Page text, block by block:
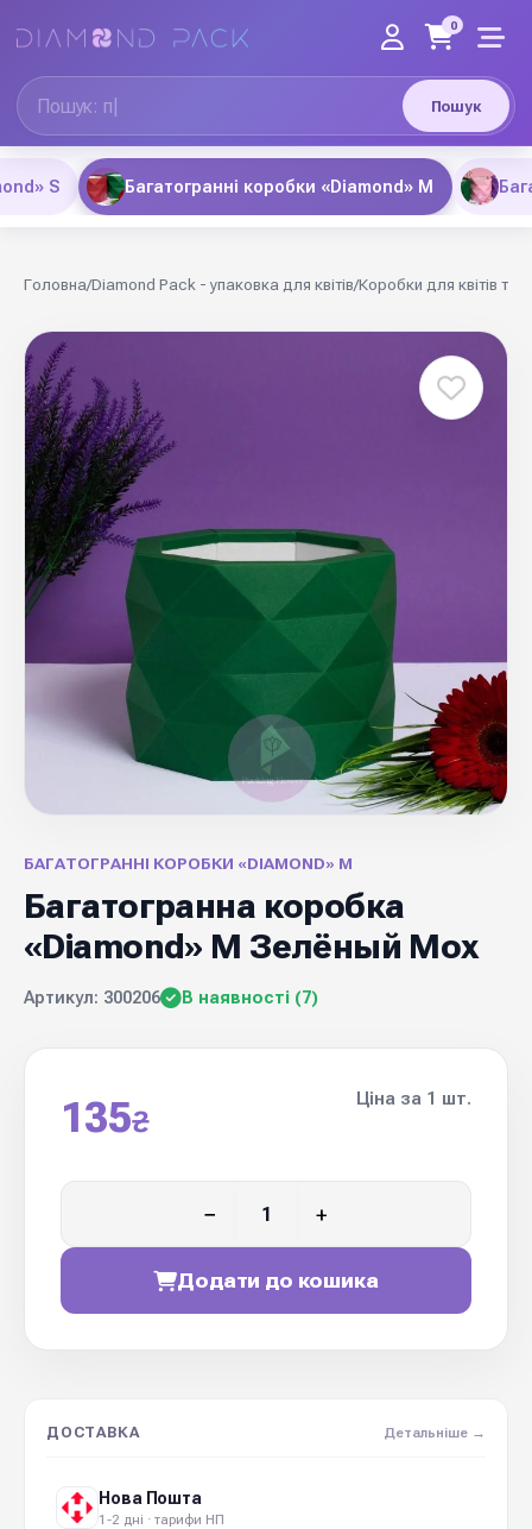
Пошук
0
S Багатогранні коробки «Diamond» M
Головна/Diamond Pack - упаковка для квітів/Коробки для квітів та
БАГАТОГРАННІ КОРОБКИ «DIAMOND» M
Багатогранна коробка
«Diamond» M Зелёный Мох
Артикул: 300206 В наявності (7)
135₴
Ціна за 1 шт.
− +
Додати до кошика
ДОСТАВКА Детальніше →
Нова Пошта
1-2 дні · тарифи НП